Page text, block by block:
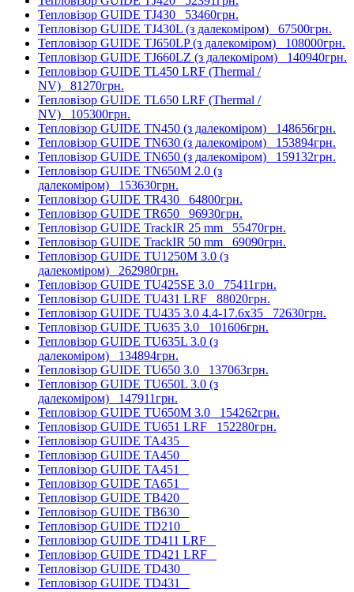
Тепловізор GUIDE TJ430 53460грн.
Тепловізор GUIDE TJ430L (з далекоміром) 67500грн.
Тепловізор GUIDE TJ650LP (з далекоміром) 108000грн.
Тепловізор GUIDE TJ660LZ (з далекоміром) 140940грн.
Тепловізор GUIDE TL450 LRF (Thermal /
NV) 81270грн.
Тепловізор GUIDE TL650 LRF (Thermal /
NV) 105300грн.
Тепловізор GUIDE TN450 (з далекоміром) 148656грн.
Тепловізор GUIDE TN630 (з далекоміром) 153894грн.
Тепловізор GUIDE TN650 (з далекоміром) 159132грн.
Тепловізор GUIDE TN650M 2.0 (з
далекоміром) 153630грн.
Тепловізор GUIDE TR430 64800грн.
Тепловізор GUIDE TR650 96930грн.
Тепловізор GUIDE TrackIR 25 mm 55470грн.
Тепловізор GUIDE TrackIR 50 mm 69090грн.
Тепловізор GUIDE TU1250M 3.0 (з
далекоміром) 262980грн.
Тепловізор GUIDE TU425SE 3.0 75411грн.
Тепловізор GUIDE TU431 LRF 88020грн.
Тепловізор GUIDE TU435 3.0 4.4-17.6x35 72630грн.
Тепловізор GUIDE TU635 3.0 101606грн.
Тепловізор GUIDE TU635L 3.0 (з
далекоміром) 134894грн.
Тепловізор GUIDE TU650 3.0 137063грн.
Тепловізор GUIDE TU650L 3.0 (з
далекоміром) 147911грн.
Тепловізор GUIDE TU650M 3.0 154262грн.
Тепловізор GUIDE TU651 LRF 152280грн.
Тепловізор GUIDE TA435
Тепловізор GUIDE TA450
Тепловізор GUIDE TA451
Тепловізор GUIDE TA651
Тепловізор GUIDE TB420
Тепловізор GUIDE TB630
Тепловізор GUIDE TD210
Тепловізор GUIDE TD411 LRF
Тепловізор GUIDE TD421 LRF
Тепловізор GUIDE TD430
Тепловізор GUIDE TD431